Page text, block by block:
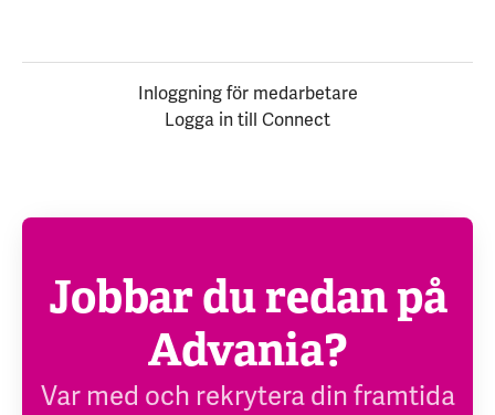
Inloggning för medarbetare
Logga in till Connect
Jobbar du redan på
Advania?
Var med och rekrytera din framtida